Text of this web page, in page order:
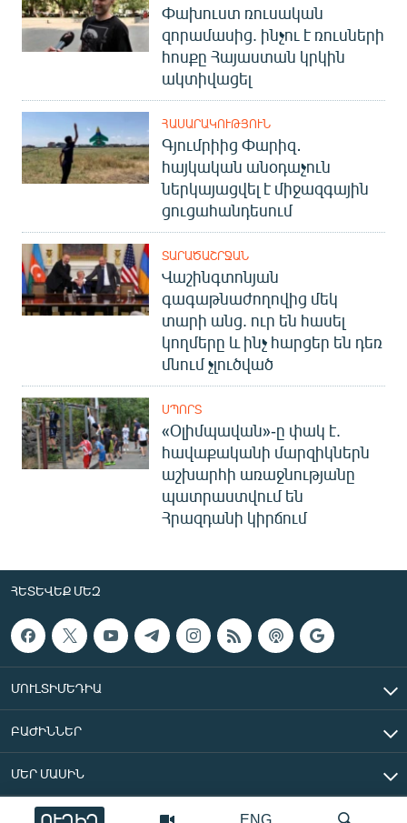
ENG
Փախուստ ռուսական
զորամասից. ինչու է ռուսների
հոսքը Հայաստան կրկին
ակտիվացել
ՀԱՍԱՐԱԿՈՒԹՅՈՒՆ
Գյումրիից Փարիզ․
հայկական անօդաչուն
ներկայացվել է միջազգային
ցուցահանդեսում
ՏԱՐԱԾԱՇՐՋԱՆ
Վաշինգտոնյան
գագաթնաժողովից մեկ
տարի անց. ուր են հասել
կողմերը և ինչ հարցեր են դեռ
մնում չլուծված
ՍՊՈՐՏ
«Օլիմպավան»-ը փակ է.
հավաքականի մարզիկներն
աշխարհի առաջնությանը
պատրաստվում են
Հրազդանի կիրճում
ՀԵՏԵՎԵՔ ՄԵԶ
ՄՈՒԼՏԻՄԵԴԻԱ
ԲԱԺԻՆՆԵՐ
ՄԵՐ ՄԱՍԻՆ
«Ազատ Եվրոպա/Ազատություն» ռադիոկայան © 2026